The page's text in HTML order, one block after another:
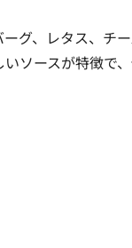
グ、レタス、チ
ソースが特徴で